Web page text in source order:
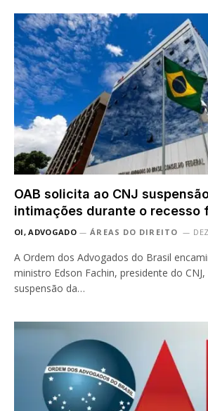
OAB solicita ao CNJ
intimações durante o recesso
OI, ADVOGADO ÁREAS DO DIREITO
A Ordem dos Advogados do Brasil
ministro Edson Fachin, presidente do
suspensão da…